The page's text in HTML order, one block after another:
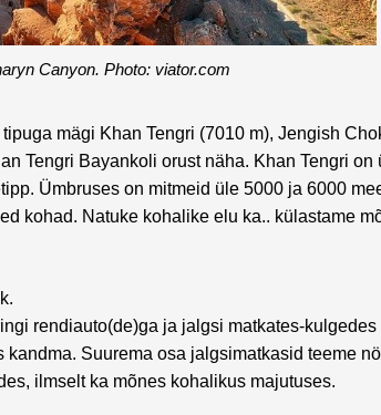
Canyon. Photo: viator.com
mägi Khan Tengri (7010 m), Jengish
Tengri Bayankoli orust näha. Khan Tengri
Ümbruses on mitmeid üle 5000 ja 6000
kohad. Natuke kohalike elu ka.. külastame
rendiauto(de)ga ja jalgsi matkates-
kandma. Suurema osa jalgsimatkasid teeme
ilmselt ka mõnes kohalikus majutuses.